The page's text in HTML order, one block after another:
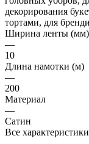
декорирования
тортами, для
Ширина ленты (мм)
—
10
Длина намотки (м)
—
200
Материал
—
Сатин
Все характеристики